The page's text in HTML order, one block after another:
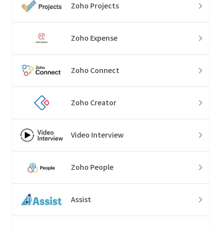
Zoho Projects
Zoho Expense
Zoho Connect
Zoho Creator
Video Interview
Zoho People
Assist